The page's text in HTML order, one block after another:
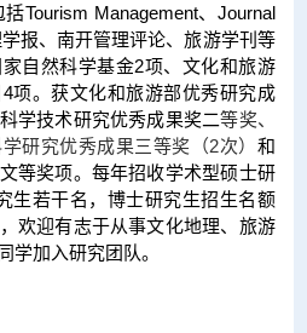
Tourism Management、Journal
报、南开管理评论、旅游学刊等
自然科学基金2项、文化和旅游
项。获文化和旅游部优秀研究成
学技术研究优秀成果奖二等奖、
研究优秀成果三等奖（2次） 和
等奖项。每年招收学术型硕士研
生若干名，博士研究生招生名额
欢迎有志于从事文化地理、旅游
学加入研究团队。